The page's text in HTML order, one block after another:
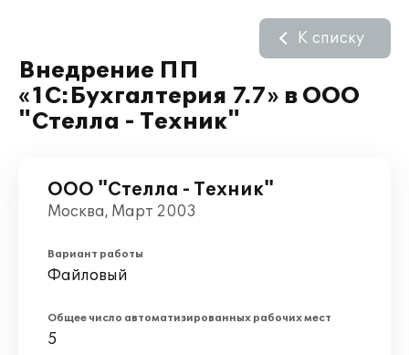
Внедрение ПП
«1С:Бухгалтерия 7.7» в ООО
"Стелла - Техник"
К списку
ООО "Стелла - Техник"
Москва, Март 2003
Вариант работы
Файловый
Общее число автоматизированных рабочих мест
5